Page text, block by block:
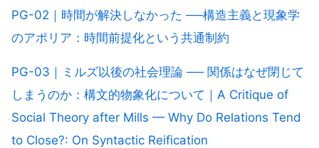
PG-02｜時間が解決しなかった ──構造主義と現象学
のアポリア：時間前提化という共通制約
PG-03｜ミルズ以後の社会理論 ── 関係はなぜ閉じて
しまうのか：構文的物象化について｜A Critique of
Social Theory after Mills — Why Do Relations Tend
to Close?: On Syntactic Reification